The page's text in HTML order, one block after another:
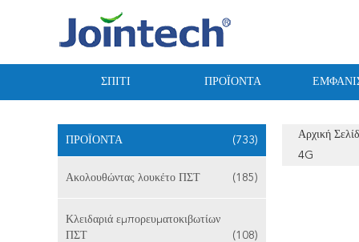
ΣΠΊΤΙ ΠΡΟΪΌΝΤΑ
ΠΡΟΪΌΝΤΑ (733)
Ακολουθώντας λουκέτο ΠΣΤ (185)
Κλειδαριά εμπορευματοκιβωτίων
ΠΣΤ
(108)
Αρχική
4G